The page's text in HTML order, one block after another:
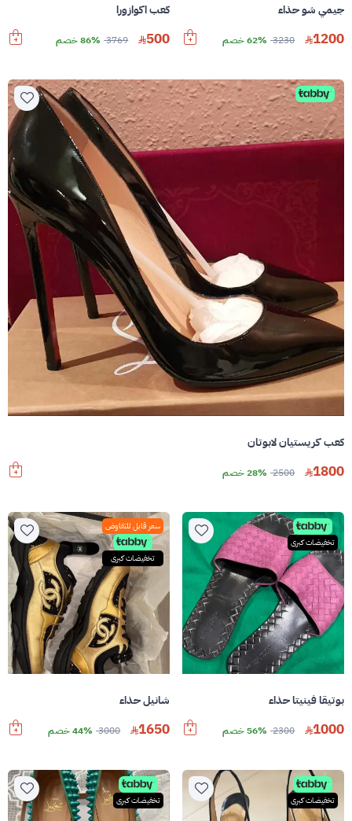
جيمي شو حذاء
1200
3230 62% خصم
كعب اكوازورا
500
3769 86% خصم
كعب كريستيان لابوتان
1800
2500 28% خصم
تخفيضات كبرى
بوتيقا فينيتا حذاء
1000
2300 56% خصم
سعر قابل للتفاوض
تخفيضات كبرى
شانيل حذاء
1650
3000 44% خصم
تخفيضات كبرى تخفيضات كبرى